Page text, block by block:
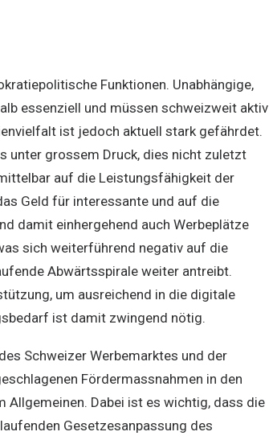
Funktionen. Unabhängige,
essenziell und müssen schweizweit aktiv
ist jedoch aktuell stark gefährdet.
unter grossem Druck, dies nicht zuletzt
auf die Leistungsfähigkeit der
Geld für interessante und auf die
damit einhergehend auch Werbeplätze
sich weiterführend negativ auf die
Abwärtsspirale weiter antreibt.
um ausreichend in die digitale
ist damit zwingend nötig.
Schweizer Werbemarktes und der
Fördermassnahmen in den
Allgemeinen. Dabei ist es wichtig, dass die
Gesetzesanpassung des